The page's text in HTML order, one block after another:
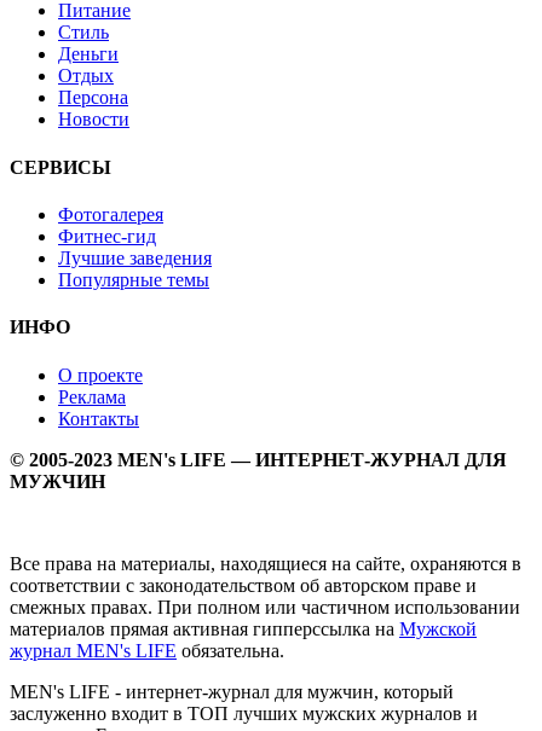
Питание
Стиль
Деньги
Отдых
Персона
Новости
СЕРВИСЫ
Фотогалерея
Фитнес-гид
Лучшие заведения
Популярные темы
ИНФО
О проекте
Реклама
Контакты
© 2005-2023 MEN's LIFE — ИНТЕРНЕТ-ЖУРНАЛ ДЛЯ
МУЖЧИН
Все права на материалы, находящиеся на сайте, охраняются в
соответствии с законодательством об авторском праве и
смежных правах. При полном или частичном использовании
материалов прямая активная гипперссылка на Мужской
журнал MEN's LIFE обязательна.
MEN's LIFE - интернет-журнал для мужчин, который
заслуженно входит в ТОП лучших мужских журналов и